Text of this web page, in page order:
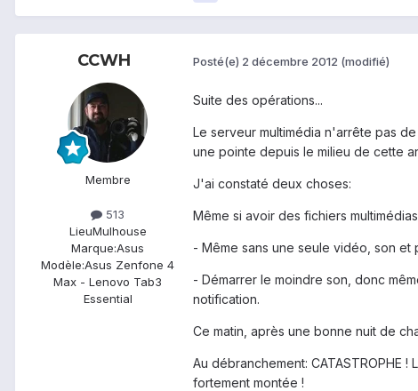
CCWH
Membre
513
LieuMulhouse
Marque:Asus
Modèle:Asus Zenfone 4
Max - Lenovo Tab3
Essential
Posté(e) 2 décembre 2012 (modifié)
Suite des opérations...
Le serveur multimédia n'arrête pas
une pointe depuis le milieu de cette
J'ai constaté deux choses:
Même si avoir des fichiers
- Même sans une seule vidéo, son
- Démarrer le moindre son, donc
notification.
Ce matin, après une bonne nuit de
Au débranchement: CATASTROPHE
fortement montée !